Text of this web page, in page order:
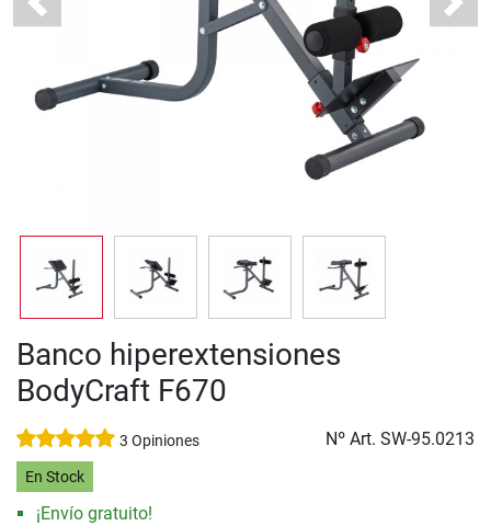
Previous Next
Banco hiperextensiones
BodyCraft F670
3 Opiniones Nº Art. SW-95.0213
En Stock
¡Envío gratuito!